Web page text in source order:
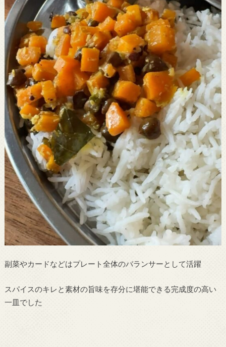
副菜やカードなどはプレート全体のバランサーとして活躍
スパイスのキレと素材の旨味を存分に堪能できる完成度の高い
一皿でした